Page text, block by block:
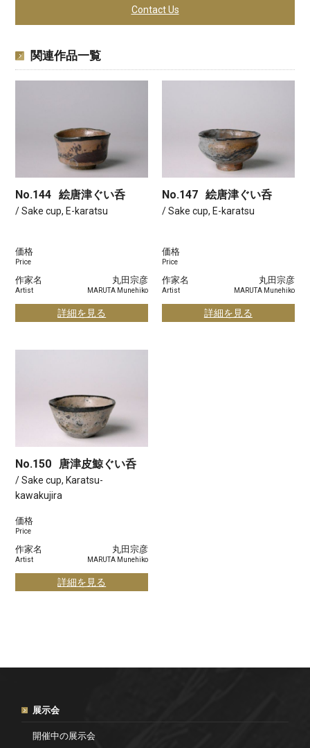
Contact Us
関連作品一覧
No.144 絵唐津ぐい呑
/ Sake cup, E-karatsu
価格
Price
作家名
Artist
丸田宗彦
MARUTA Munehiko
詳細を見る
No.147 絵唐津ぐい呑
/ Sake cup, E-karatsu
価格
Price
作家名
Artist
丸田宗彦
MARUTA Munehiko
詳細を見る
No.150 唐津皮鯨ぐい呑
/ Sake cup, Karatsu-
kawakujira
価格
Price
作家名
Artist
丸田宗彦
MARUTA Munehiko
詳細を見る
展示会
開催中の展示会